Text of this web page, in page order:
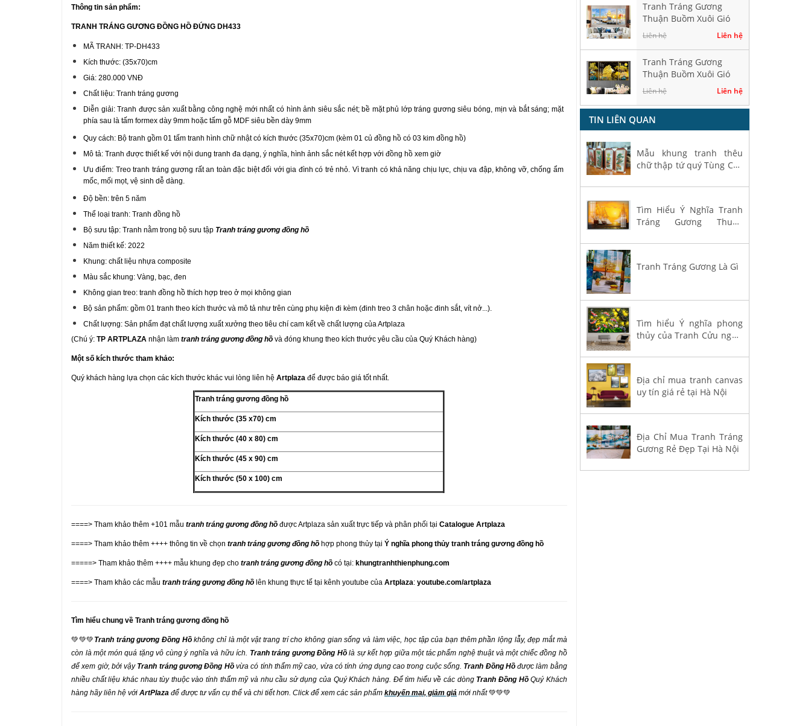
Thông tin sản phẩm:
TRANH TRÁNG GƯƠNG ĐỒNG HỒ ĐỨNG DH433
MÃ TRANH: TP-DH433
Kích thước: (35x70)cm
Giá: 280.000 VNĐ
Chất liệu: Tranh tráng gương
Diễn giải: Tranh được sản xuất bằng công nghệ mới nhất có hình ảnh siêu sắc nét; bề mặt phủ lớp tráng gương siêu bóng, mịn và bắt sáng; mặt
phía sau là tấm formex dày 9mm hoặc tấm gỗ MDF siêu bền dày 9mm
Quy cách: Bộ tranh gồm 01 tấm tranh hình chữ nhật có kích thước (35x70)cm (kèm 01 củ đồng hồ có 03 kim đồng hồ)
Mô tả: Tranh được thiết kế với nội dung tranh đa dạng, ý nghĩa, hình ảnh sắc nét kết hợp với đồng hồ xem giờ
Ưu điểm: Treo tranh tráng gương rất an toàn đặc biệt đối với gia đình có trẻ nhỏ. Vì tranh có khả năng chịu lực, chịu va đập, không vỡ, chống ẩm
mốc, mối mọt, vệ sinh dễ dàng.
Độ bền: trên 5 năm
Thể loại tranh: Tranh đồng hồ
Bộ sưu tập: Tranh nằm trong bộ sưu tập Tranh tráng gương đồng hồ
Năm thiết kế: 2022
Khung: chất liệu nhựa composite
Màu sắc khung: Vàng, bạc, đen
Không gian treo: tranh đồng hồ thích hợp treo ở mọi không gian
Bộ sản phẩm: gồm 01 tranh theo kích thước và mô tả như trên cùng phụ kiện đi kèm (đinh treo 3 chân hoặc đinh sắt, vít nở...).
Chất lượng: Sản phẩm đạt chất lượng xuất xưởng theo tiêu chí cam kết về chất lượng của Artplaza
(Chú ý: TP ARTPLAZA nhận làm tranh tráng gương đồng hồ và đóng khung theo kích thước yêu cầu của Quý Khách hàng)
Một số kích thước tham khảo:
Quý khách hàng lựa chọn các kích thước khác vui lòng liên hệ Artplaza để được báo giá tốt nhất.
Tranh tráng gương đồng hồ
Kích thước (35 x70) cm
Kích thước (40 x 80) cm
Kích thước (45 x 90) cm
Kích thước (50 x 100) cm
====> Tham khảo thêm +101 mẫu tranh tráng gương đồng hồ được Artplaza sản xuất trực tiếp và phân phối tại Catalogue Artplaza
====> Tham khảo thêm ++++ thông tin về chọn tranh tráng gương đồng hồ hợp phong thủy tại Ý nghĩa phong thủy tranh tráng gương đồng hồ
=====> Tham khảo thêm ++++ mẫu khung đẹp cho tranh tráng gương đồng hồ có tại: khungtranhthienphung.com
====> Tham khảo các mẫu tranh tráng gương đồng hồ lên khung thực tế tại kênh youtube của Artplaza: youtube.com/artplaza
Tìm hiểu chung về Tranh tráng gương đồng hồ
💚💚💚 Tranh tráng gương Đồng Hồkhông chỉ là một vật trang trí cho không gian sống và làm việc, học tập của bạn thêm phần lộng lẫy, đẹp mắt mà
còn là một món quá tặng vô cùng ý nghĩa và hữu ích. Tranh tráng gương Đồng Hồlà sự kết hợp giữa một tác phẩm nghệ thuật và một chiếc đồng hồ
để xem giờ, bởi vậy Tranh tráng gương Đồng Hồvừa có tính thẩm mỹ cao, vừa có tính ứng dụng cao trong cuộc sống. Tranh Đồng Hồđược làm bằng
nhiều chất liệu khác nhau tùy thuộc vào tính thẩm mỹ và nhu cầu sử dụng của Quý Khách hàng. Để tìm hiểu về các dòng Tranh Đồng HồQuý Khách
hàng hãy liên hệ với ArtPlaza để được tư vấn cụ thể và chi tiết hơn. Click để xem các sản phẩm khuyến mại, giảm giá mới nhất💚💚💚
Tranh Tráng Gương
Thuận Buồm Xuôi Gió
Hiện Đại TK897
Liên hệ Liên hệ
Tranh Tráng Gương
Thuận Buồm Xuôi Gió
Hiện Đại TK102
Liên hệ Liên hệ
TIN LIÊN QUAN
Mẫu khung tranh thêu
chữ thập tứ quý Tùng Cúc
Tìm Hiểu Ý Nghĩa Tranh
Tráng Gương Thuận
Tranh Tráng Gương Là Gì
Tìm hiểu Ý nghĩa phong
thủy của Tranh Cửu ngư -
Địa chỉ mua tranh canvas
uy tín giá rẻ tại Hà Nội
Địa Chỉ Mua Tranh Tráng
Gương Rẻ Đẹp Tại Hà Nội